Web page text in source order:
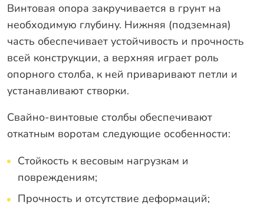
Винтовая опора закручивается в грунт на
необходимую глубину. Нижняя (подземная)
часть обеспечивает устойчивость и прочность
всей конструкции, а верхняя играет роль
опорного столба, к ней приваривают петли и
устанавливают створки.
Свайно-винтовые столбы обеспечивают
откатным воротам следующие особенности:
Стойкость к весовым нагрузкам и
повреждениям;
Прочность и отсутствие деформаций;